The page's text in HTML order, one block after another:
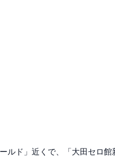
ド」近くで、「大田セロ